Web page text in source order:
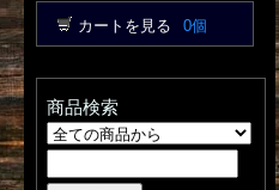
カートを見る 0個
商品検索